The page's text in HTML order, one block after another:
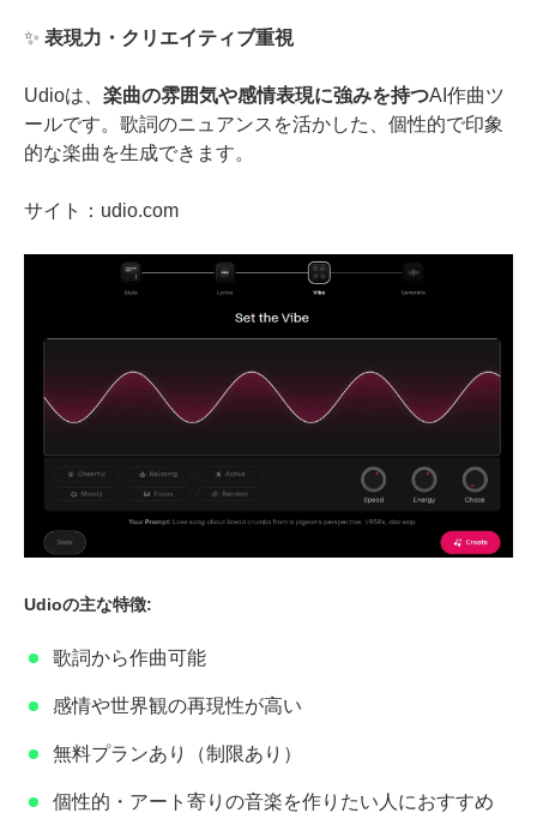
✨ 表現力・クリエイティブ重視
Udioは、 楽曲の雰囲気や感情表現に強みを持つAI作曲ツ
ールです。歌詞のニュアンスを活かした、個性的で印象
的な楽曲を生成できます。
サイト：udio.com
Udioの主な特徴:
歌詞から作曲可能
感情や世界観の再現性が高い
無料プランあり（制限あり）
個性的・アート寄りの音楽を作りたい人におすすめ